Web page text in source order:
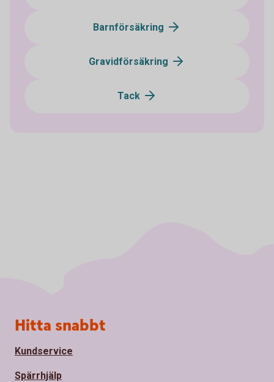
Barnförsäkring
Gravidförsäkring
Tack
Sidfot
Hitta snabbt
Kundservice
Spärrhjälp